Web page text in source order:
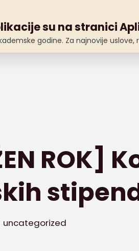
su na stranici
godine. Za najnovije
O nama Aktuelnosti
ROK]
uncategorized